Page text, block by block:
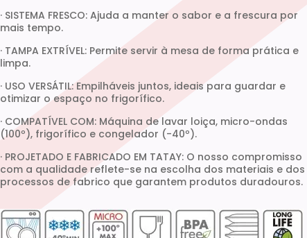
· SISTEMA FRESCO: Ajuda a manter o sabor e a frescura por
mais tempo.
· TAMPA EXTRÍVEL: Permite servir à mesa de forma prática e
limpa.
· USO VERSÁTIL: Empilháveis juntos, ideais para guardar e
otimizar o espaço no frigorífico.
· COMPATÍVEL COM: Máquina de lavar loiça, micro-ondas
(100º), frigorífico e congelador (-40º).
· PROJETADO E FABRICADO EM TATAY: O nosso compromisso
com a qualidade reflete-se na escolha dos materiais e dos
processos de fabrico que garantem produtos duradouros.